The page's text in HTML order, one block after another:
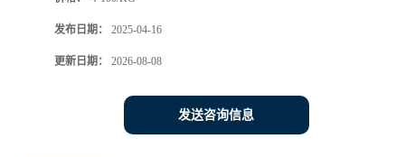
发布日期： 2025-04-16
更新日期： 2026-08-08
发送咨询信息